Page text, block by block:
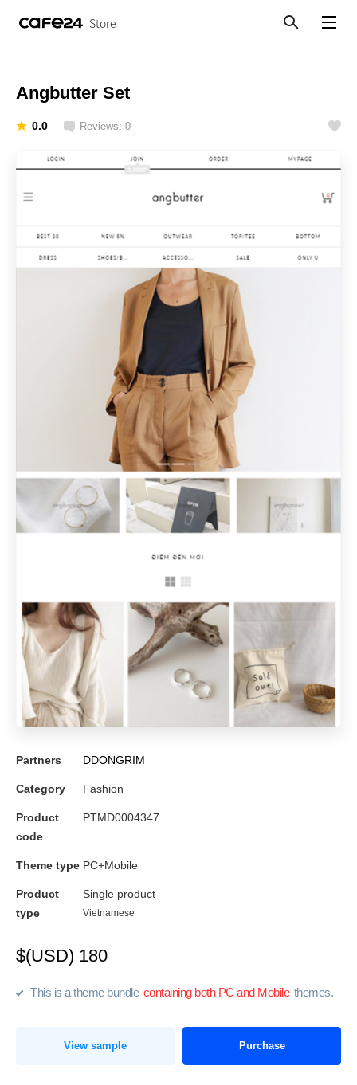
Store
Angbutter Set
0.0 Reviews: 0
Partners DDONGRIM
Category Fashion
Product
code
PTMD0004347
Theme type PC+Mobile
Product
type
Single product
Vietnamese
$(USD) 180
This is a theme bundle containing both PC and Mobile themes.
View sample Purchase